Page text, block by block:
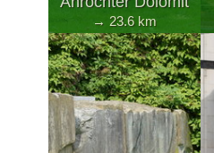
→ 23.6 km